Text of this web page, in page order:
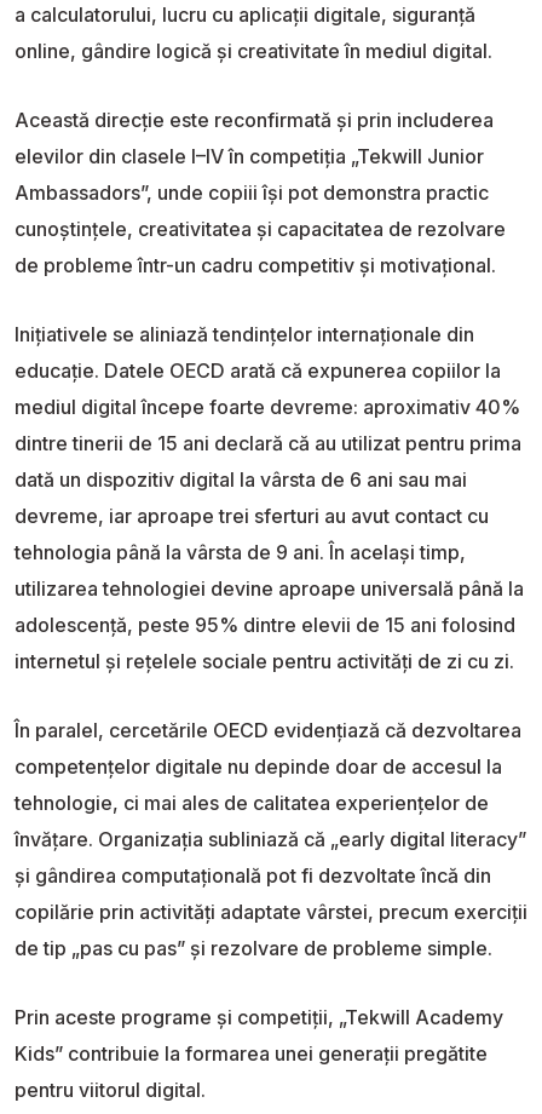
a calculatorului, lucru cu aplicații digitale, siguranță
online, gândire logică și creativitate în mediul digital.
Această direcție este reconfirmată și prin includerea
elevilor din clasele I–IV în competiția „Tekwill Junior
Ambassadors”, unde copiii își pot demonstra practic
cunoștințele, creativitatea și capacitatea de rezolvare
de probleme într-un cadru competitiv și motivațional.
Inițiativele se aliniază tendințelor internaționale din
educație. Datele OECD arată că expunerea copiilor la
mediul digital începe foarte devreme: aproximativ 40%
dintre tinerii de 15 ani declară că au utilizat pentru prima
dată un dispozitiv digital la vârsta de 6 ani sau mai
devreme, iar aproape trei sferturi au avut contact cu
tehnologia până la vârsta de 9 ani. În același timp,
utilizarea tehnologiei devine aproape universală până la
adolescență, peste 95% dintre elevii de 15 ani folosind
internetul și rețelele sociale pentru activități de zi cu zi.
În paralel, cercetările OECD evidențiază că dezvoltarea
competențelor digitale nu depinde doar de accesul la
tehnologie, ci mai ales de calitatea experiențelor de
învățare. Organizația subliniază că „early digital literacy”
și gândirea computațională pot fi dezvoltate încă din
copilărie prin activități adaptate vârstei, precum exerciții
de tip „pas cu pas” și rezolvare de probleme simple.
Prin aceste programe și competiții, „Tekwill Academy
Kids” contribuie la formarea unei generații pregătite
pentru viitorul digital.